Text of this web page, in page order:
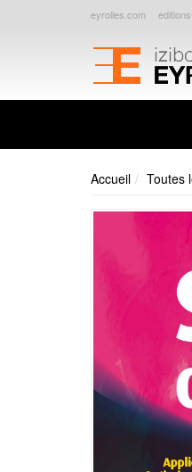
eyrolles.com
Accueil Toutes